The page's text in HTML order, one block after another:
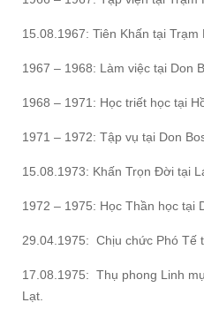
15.08.1967: Tiên Khấn tại Trạm
1967 – 1968: Làm việc tại Don
1968 – 1971: Học triết học tại
1971 – 1972: Tập vụ tại Don
15.08.1973: Khấn Trọn Đời tại
1972 – 1975: Học Thần học tại
29.04.1975: Chịu chức Phó Tế
17.08.1975: Thụ phong Linh
Lạt.